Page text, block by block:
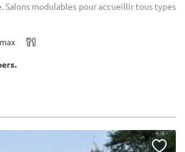
Salons modulables pour accueillir tous types